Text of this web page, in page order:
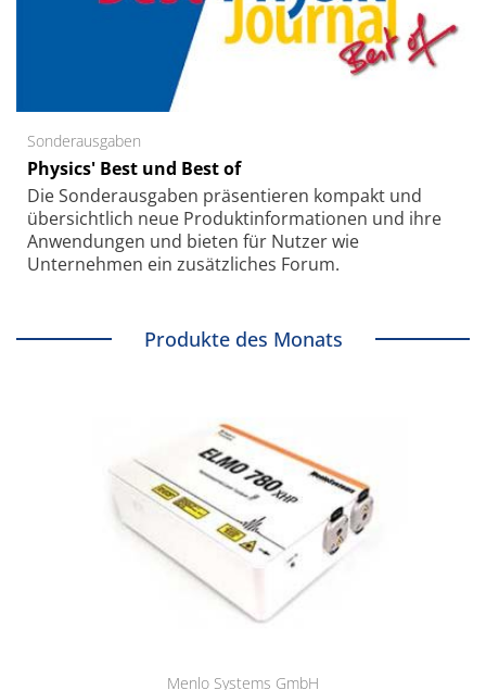
Sonderausgaben
Physics' Best und Best of
Die Sonder­ausgaben präsentieren kompakt und
übersichtlich neue Produkt­informationen und ihre
Anwendungen und bieten für Nutzer wie
Unternehmen ein zusätzliches Forum.
Produkte des Monats
Menlo Systems GmbH